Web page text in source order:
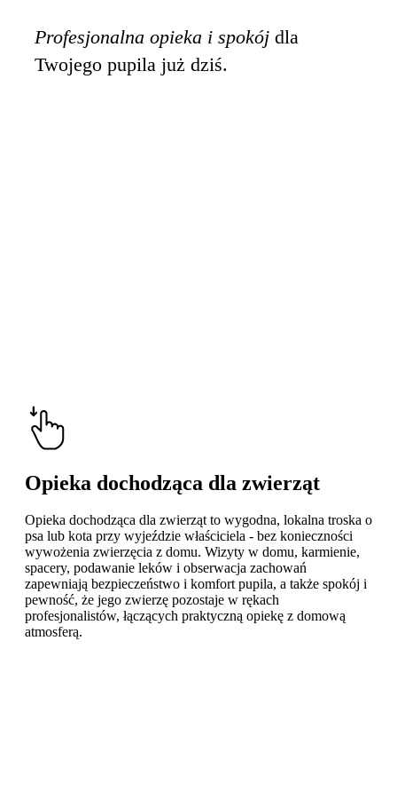
Profesjonalna opieka i spokój dla
Twojego pupila już dziś.
Opieka dochodząca dla zwierząt
Opieka dochodząca dla zwierząt to wygodna, lokalna troska o
psa lub kota przy wyjeździe właściciela - bez konieczności
wywożenia zwierzęcia z domu. Wizyty w domu, karmienie,
spacery, podawanie leków i obserwacja zachowań
zapewniają bezpieczeństwo i komfort pupila, a także spokój i
pewność, że jego zwierzę pozostaje w rękach
profesjonalistów, łączących praktyczną opiekę z domową
atmosferą.